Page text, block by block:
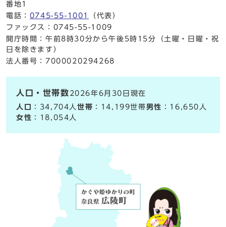
番地1
電話： 0745-55-1001
（代表）
ファックス：0745-55-1009
開庁時間：午前8時30分から午後5時15分（土曜・日曜・祝
日を除きます）
法人番号：7000020294268
人口・世帯数 2026年6月30日現在
人口
：34,704人世帯 ：14,199世帯男性 ：16,650人
女性 ：18,054人